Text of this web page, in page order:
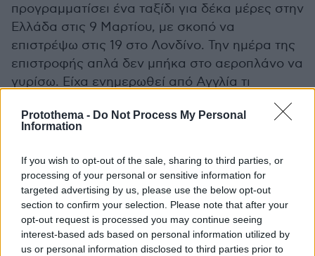
Protothema - Do Not Process My Personal
Information
If you wish to opt-out of the sale, sharing to third parties, or
processing of your personal or sensitive information for
targeted advertising by us, please use the below opt-out
section to confirm your selection. Please note that after your
opt-out request is processed you may continue seeing
interest-based ads based on personal information utilized by
us or personal information disclosed to third parties prior to
προγραμματίσει ένα ταξίδι για δέκα μέρες στην
Ελλάδα στις 9 Μαρτίου, με σκοπό να
επιστρέψω στις 19 στο Λονδίνο. Την ημέρα της
επιστροφής απλά δεν μπήκα στο αεροπλάνο να
γυρίσω. Είχα ενημερωθεί από Αγγλία τι
επρόκειτο να γίνει, έτσι επέλεξα να μείνω εδώ
με την οικογένειά μου για όσο χρειαστεί. Η
απ’ ό,τι στην Αγγλία» παραδέχεται.
Όσο για την κατάσταση που επικρατεί τώρα
εκεί; «Είναι δύσκολα. Όλοι προσπαθούν δειλά
δειλά να επανέλθουν σε μια κανονικότητα,
αλλά υπάρχει αβεβαιότητα και θα υπάρχει